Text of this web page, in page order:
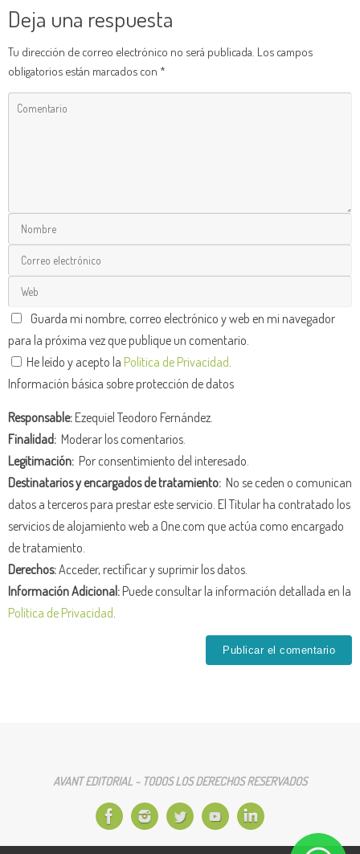
Deja una respuesta
Tu dirección de correo electrónico no será publicada. Los campos
obligatorios están marcados con *
Guarda mi nombre, correo electrónico y web en mi navegador
para la próxima vez que publique un comentario.
He leído y acepto la Política de Privacidad
Información básica sobre protección de datos
Responsable:Ezequiel Teodoro Fernández.
Finalidad: Moderar los comentarios.
Legitimación: Por consentimiento del interesado.
Destinatarios y encargados de tratamiento: No se ceden o comunican
datos a terceros para prestar este servicio. El Titular ha contratado los
servicios de alojamiento web a One.com que actúa como encargado
de tratamiento.
Derechos:Acceder, rectificar y suprimir los datos.
Información Adicional:Puede consultar la información detallada en la
Política de Privacidad
AVANT EDITORIAL - TODOS LOS DERECHOS RESERVADOS